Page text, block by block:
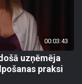
00:03:43
uzņēmēja
praksi